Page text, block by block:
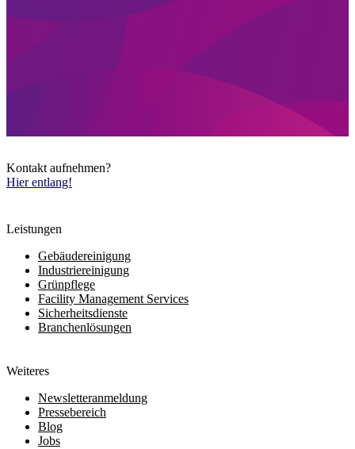
Kontakt aufnehmen?
Hier entlang!
Leistungen
Gebäudereinigung
Industriereinigung
Grünpflege
Facility Management Services
Sicherheitsdienste
Branchenlösungen
Weiteres
Newsletteranmeldung
Pressebereich
Blog
Jobs